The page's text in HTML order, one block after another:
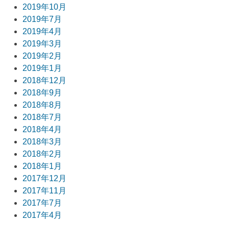
2019年10月
2019年7月
2019年4月
2019年3月
2019年2月
2019年1月
2018年12月
2018年9月
2018年8月
2018年7月
2018年4月
2018年3月
2018年2月
2018年1月
2017年12月
2017年11月
2017年7月
2017年4月